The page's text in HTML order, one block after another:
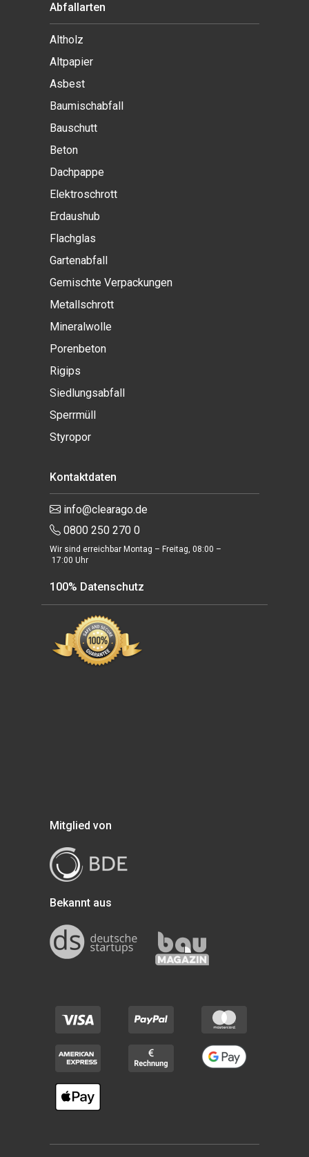
Abfallarten
Altholz
Altpapier
Asbest
Baumischabfall
Bauschutt
Beton
Dachpappe
Elektroschrott
Erdaushub
Flachglas
Gartenabfall
Gemischte Verpackungen
Metallschrott
Mineralwolle
Porenbeton
Rigips
Siedlungsabfall
Sperrmüll
Styropor
Kontaktdaten
info@clearago.de
0800 250 270 0
Wir sind erreichbar Montag – Freitag, 08:00 –
17:00 Uhr
100% Datenschutz
Mitglied von
Bekannt aus